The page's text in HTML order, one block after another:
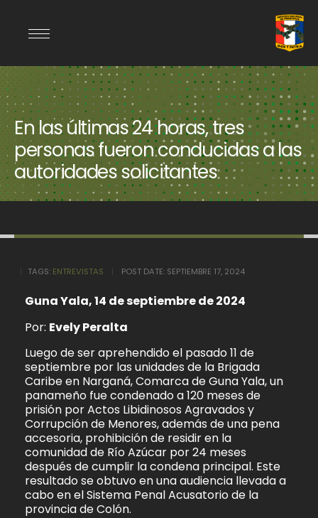
En las últimas 24 horas, tres
personas fueron conducidas a las
autoridades solicitantes
TAGS: ENTREVISTAS POST DATE: SEPTIEMBRE 17, 2024
Guna Yala, 14 de septiembre de 2024
Por: Evely Peralta
Luego de ser aprehendido el pasado 11 de
septiembre por las unidades de la Brigada
Caribe en Narganá, Comarca de Guna Yala, un
panameño fue condenado a 120 meses de
prisión por Actos Libidinosos Agravados y
Corrupción de Menores, además de una pena
accesoria, prohibición de residir en la
comunidad de Río Azúcar por 24 meses
después de cumplir la condena principal. Este
resultado se obtuvo en una audiencia llevada a
cabo en el Sistema Penal Acusatorio de la
provincia de Colón.